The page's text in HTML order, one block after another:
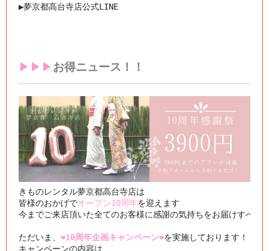
▶︎夢京都高台寺店公式LINE
▶︎▶︎▶︎ お得ニュース！！
きものレンタル夢京都高台寺店は
皆様のおかげでオープン10周年を迎えます
今までご来店頂いた全てのお客様に感謝の気持ちをお届けすべく
ただいま、 ❤️10周年企画キャンペーン❤️を実施しております！
キャンペーンの内容は、